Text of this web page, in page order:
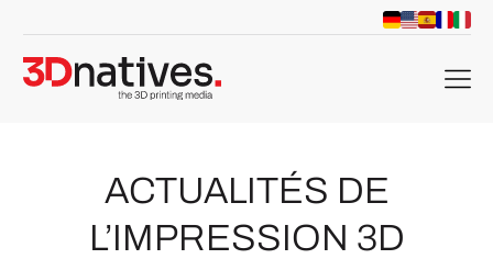
menu
ACTUALITÉS DE
L’IMPRESSION 3D